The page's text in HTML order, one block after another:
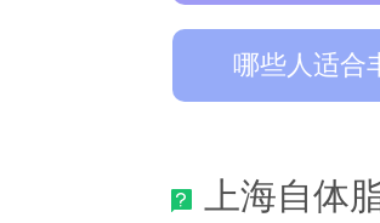
哪些人适合
上海自体